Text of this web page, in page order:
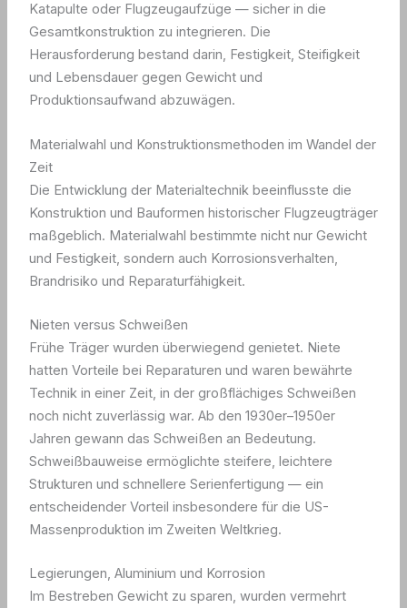
Katapulte oder Flugzeugaufzüge — sicher in die
Gesamtkonstruktion zu integrieren. Die
Herausforderung bestand darin, Festigkeit, Steifigkeit
und Lebensdauer gegen Gewicht und
Produktionsaufwand abzuwägen.
Materialwahl und Konstruktionsmethoden im Wandel der
Zeit
Die Entwicklung der Materialtechnik beeinflusste die
Konstruktion und Bauformen historischer Flugzeugträger
maßgeblich. Materialwahl bestimmte nicht nur Gewicht
und Festigkeit, sondern auch Korrosionsverhalten,
Brandrisiko und Reparaturfähigkeit.
Nieten versus Schweißen
Frühe Träger wurden überwiegend genietet. Niete
hatten Vorteile bei Reparaturen und waren bewährte
Technik in einer Zeit, in der großflächiges Schweißen
noch nicht zuverlässig war. Ab den 1930er–1950er
Jahren gewann das Schweißen an Bedeutung.
Schweißbauweise ermöglichte steifere, leichtere
Strukturen und schnellere Serienfertigung — ein
entscheidender Vorteil insbesondere für die US-
Massenproduktion im Zweiten Weltkrieg.
Legierungen, Aluminium und Korrosion
Im Bestreben Gewicht zu sparen, wurden vermehrt